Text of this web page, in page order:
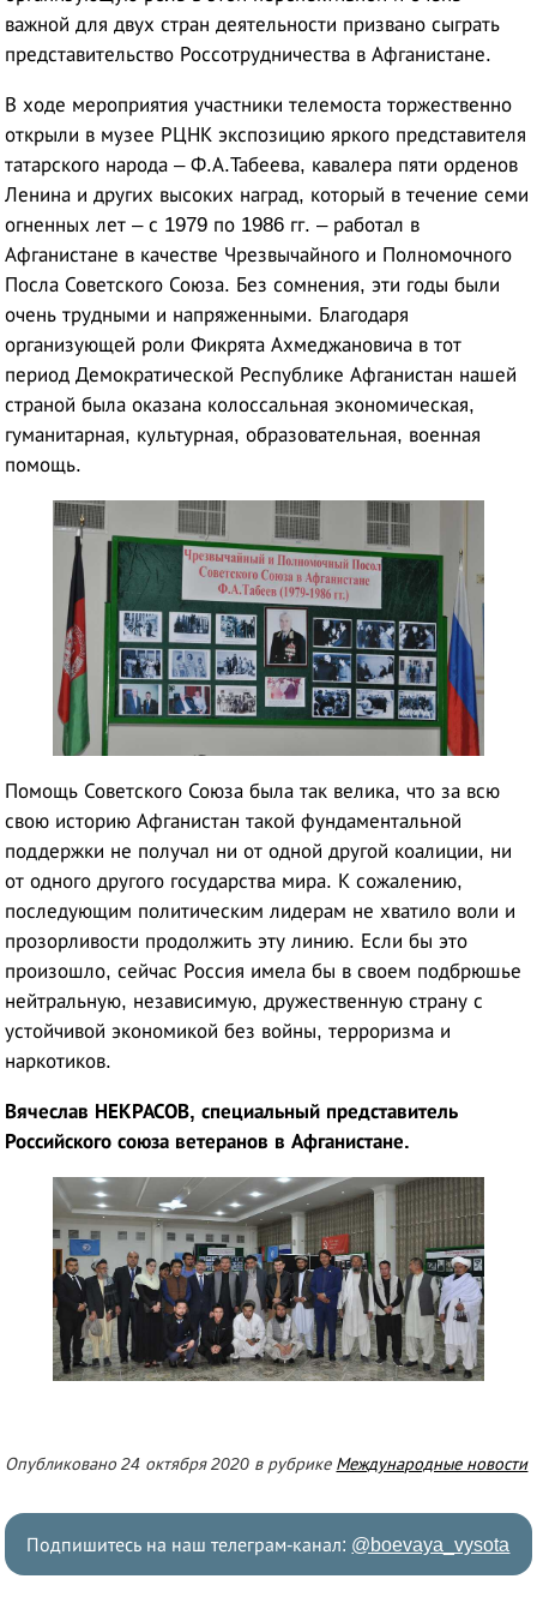
важной для двух стран деятельности призвано сыграть
представительство Россотрудничества в Афганистане.
В ходе мероприятия участники телемоста торжественно
открыли в музее РЦНК экспозицию яркого представителя
татарского народа – Ф.А.Табеева, кавалера пяти орденов
Ленина и других высоких наград, который в течение семи
огненных лет – с 1979 по 1986 гг. – работал в
Афганистане в качестве Чрезвычайного и Полномочного
Посла Советского Союза. Без сомнения, эти годы были
очень трудными и напряженными. Благодаря
организующей роли Фикрята Ахмеджановича в тот
период Демократической Республике Афганистан нашей
страной была оказана колоссальная экономическая,
гуманитарная, культурная, образовательная, военная
помощь.
Помощь Советского Союза была так велика, что за всю
свою историю Афганистан такой фундаментальной
поддержки не получал ни от одной другой коалиции, ни
от одного другого государства мира. К сожалению,
последующим политическим лидерам не хватило воли и
прозорливости продолжить эту линию. Если бы это
произошло, сейчас Россия имела бы в своем подбрюшье
нейтральную, независимую, дружественную страну с
устойчивой экономикой без войны, терроризма и
наркотиков.
Вячеслав НЕКРАСОВ, специальный представитель
Российского союза ветеранов в Афганистане.
Опубликовано 24 октября 2020 в рубрике Международные новости
Подпишитесь на наш телеграм-канал: @boevaya_vysota